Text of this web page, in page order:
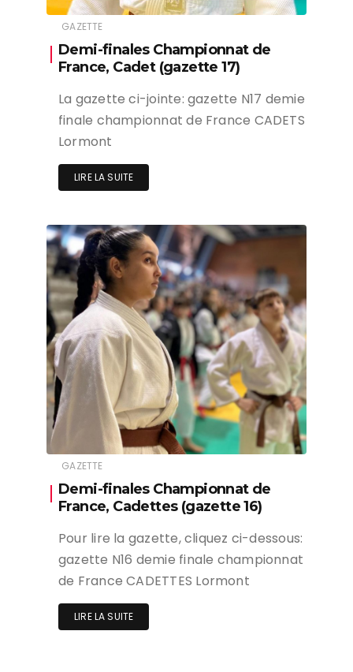
GAZETTE
Demi-finales Championnat de
France, Cadet (gazette 17)
La gazette ci-jointe: gazette N17 demie
finale championnat de France CADETS
Lormont
LIRE LA SUITE
GAZETTE
Demi-finales Championnat de
France, Cadettes (gazette 16)
Pour lire la gazette, cliquez ci-dessous:
gazette N16 demie finale championnat
de France CADETTES Lormont
LIRE LA SUITE